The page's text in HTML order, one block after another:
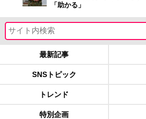
「助かる」
最新記事
SNSトピック
トレンド
特別企画